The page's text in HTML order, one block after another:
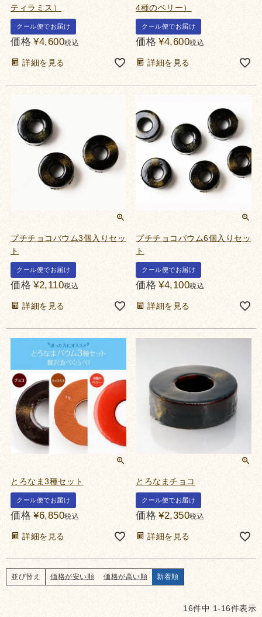
ティラミス）
クール便でお届け
価格 ¥4,600税込
詳細を見る
4種のベリー）
クール便でお届け
価格 ¥4,600税込
詳細を見る
プチチョコバウム3個入りセッ
ト
クール便でお届け
価格 ¥2,110税込
詳細を見る
プチチョコバウム6個入りセッ
ト
クール便でお届け
価格 ¥4,100税込
詳細を見る
とろなま3種セット
クール便でお届け
価格 ¥6,850税込
詳細を見る
とろなまチョコ
クール便でお届け
価格 ¥2,350税込
詳細を見る
並び替え 価格が安い順 価格が高い順 新着順
16件中 1-16件表示